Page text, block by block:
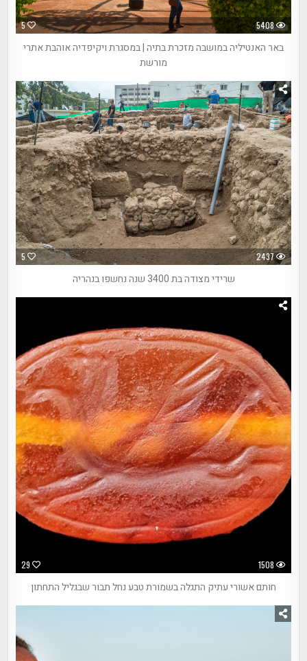
5 5408
באר האנטיליה במושבה מזכרת בתיה | במסגרת ויקיפדיה אוהבת אתרי
מורשת
5 2437
שרידי מצודה בת 3400 שנה נחשפו בנהריה
29 1508
חותם אשורי עתיק התגלה בשמורת טבע נחל תבור שבגליל התחתון